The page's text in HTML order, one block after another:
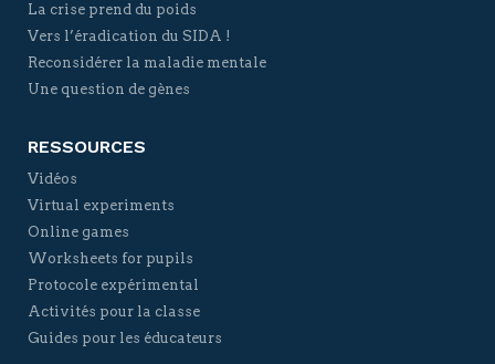
La crise prend du poids
Vers l’éradication du SIDA !
Reconsidérer la maladie mentale
Une question de gènes
RESSOURCES
Vidéos
Virtual experiments
Online games
Worksheets for pupils
Protocole expérimental
Activités pour la classe
Guides pour les éducateurs